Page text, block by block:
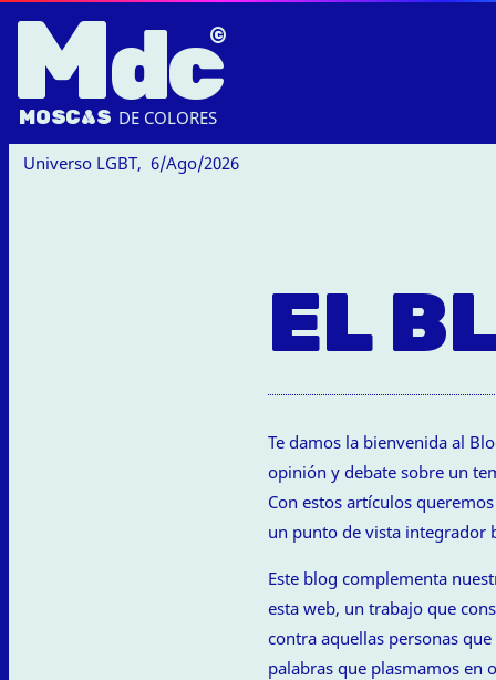
Mdc
MOSCAS DE COLORES
Universo LGBT, 6/Ago/2026
EL
Te damos la bienvenida al
opinión y debate sobre un
Con estos artículos
un punto de vista integrador
Este blog complementa
esta web, un trabajo que
contra aquellas personas
palabras que plasmamos en